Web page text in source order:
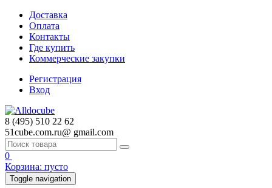
Доставка
Оплата
Контакты
Где купить
Коммерческие закупки
Регистрация
Вход
8 (495) 510 22 62
51cube.com.ru@ gmail.com
0
Корзина: пусто
Toggle navigation